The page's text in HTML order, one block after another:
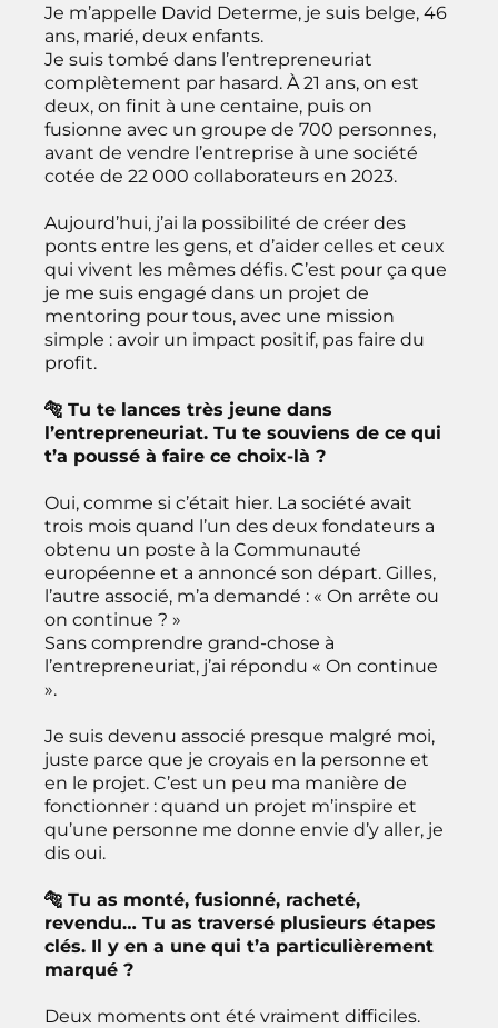
Je m’appelle David Determe, je suis belge, 46
ans, marié, deux enfants.
Je suis tombé dans l’entrepreneuriat
complètement par hasard. À 21 ans, on est
deux, on finit à une centaine, puis on
fusionne avec un groupe de 700 personnes,
avant de vendre l’entreprise à une société
cotée de 22 000 collaborateurs en 2023.
Aujourd’hui, j’ai la possibilité de créer des
ponts entre les gens, et d’aider celles et ceux
qui vivent les mêmes défis. C’est pour ça que
je me suis engagé dans un projet de
mentoring pour tous, avec une mission
simple : avoir un impact positif, pas faire du
profit.
🐅 Tu te lances très jeune dans
l’entrepreneuriat. Tu te souviens de ce qui
t’a poussé à faire ce choix-là ?
Oui, comme si c’était hier. La société avait
trois mois quand l’un des deux fondateurs a
obtenu un poste à la Communauté
européenne et a annoncé son départ. Gilles,
l’autre associé, m’a demandé : « On arrête ou
on continue ? »
Sans comprendre grand-chose à
l’entrepreneuriat, j’ai répondu « On continue
».
Je suis devenu associé presque malgré moi,
juste parce que je croyais en la personne et
en le projet. C’est un peu ma manière de
fonctionner : quand un projet m’inspire et
qu’une personne me donne envie d’y aller, je
dis oui.
🐅 Tu as monté, fusionné, racheté,
revendu… Tu as traversé plusieurs étapes
clés. Il y en a une qui t’a particulièrement
marqué ?
Deux moments ont été vraiment difficiles.